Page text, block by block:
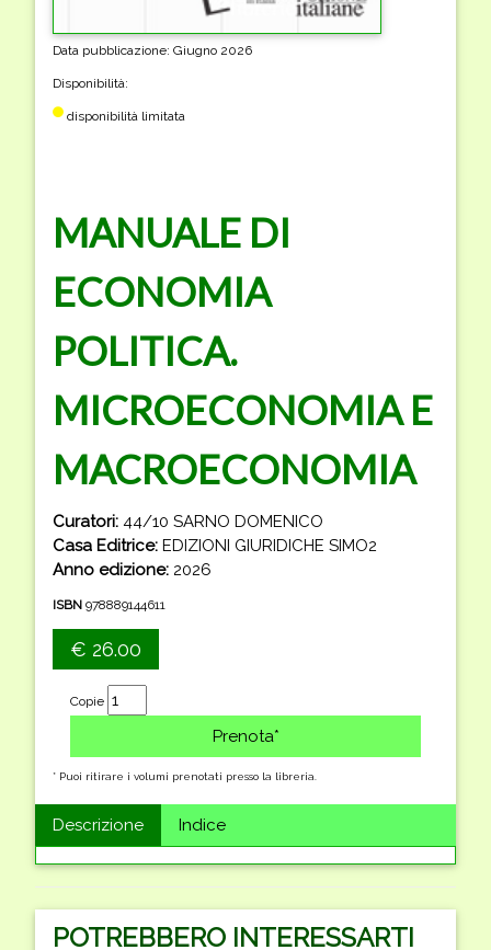
Data pubblicazione: Giugno 2026
Disponibilità:
disponibilità limitata
MANUALE DI
ECONOMIA
POLITICA.
MICROECONOMIA E
MACROECONOMIA
Curatori: 44/10 SARNO DOMENICO
Casa Editrice: EDIZIONI GIURIDICHE SIMO2
Anno edizione: 2026
ISBN 978889144611
€ 26.00
Copie
* Puoi ritirare i volumi prenotati presso la libreria.
Descrizione Indice
POTREBBERO INTERESSARTI